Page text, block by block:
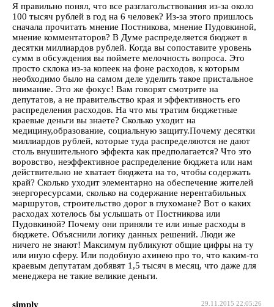
Я правильно понял, что все разглагольствования из-за около
100 тысяч рублей в год на 6 человек? Из-за этого пришлось
сначала прочитать мнение Постникова, мнение Пудовкиной,
мнение комментаторов? В Думе распределяется бюджет в
десятки миллиардов рублей. Когда вы сопоставите уровень
сумм в обсуждения вы поймете мелочность вопроса. Это
просто склока из-за копеек на фоне расходов, к которым
необходимо было на самом деле уделить такое пристальное
внимание. Это же фокус! Вам говорят смотрите на
депутатов, а не правительство края и эффективность его
распределения расходов. На что мы тратим бюджетные
краевые деньги вы знаете? Сколько уходит на
медицину,образование, социальную защиту.Почему десятки
миллиардов рублей, которые туда распределяются не дают
столь внушительного эффекта как предполагается? Что это
воровство, неэффективное распределение бюджета или нам
действительно не хватает бюджета на то, чтобы содержать
край? Сколько уходит элементарно на обеспечение жителей
энергоресурсами, сколько на содержание нерентабильных
маршрутов, строительство дорог в глухомане? Вот о каких
расходах хотелось бы услышать от Постникова или
Пудовкиной? Почему они приняли те или иные расходы в
бюджете. Объяснили логику данных решений. Люди же
ничего не знают! Максимум публикуют общие цифры на ту
или иную сферу. Или подобную ахинею про то, что каким-то
краевым депутатам добявят 1,5 тысяч в месяц, что даже для
менеджера не такие великие деньги.
29.11.2015 22:05:26
simply